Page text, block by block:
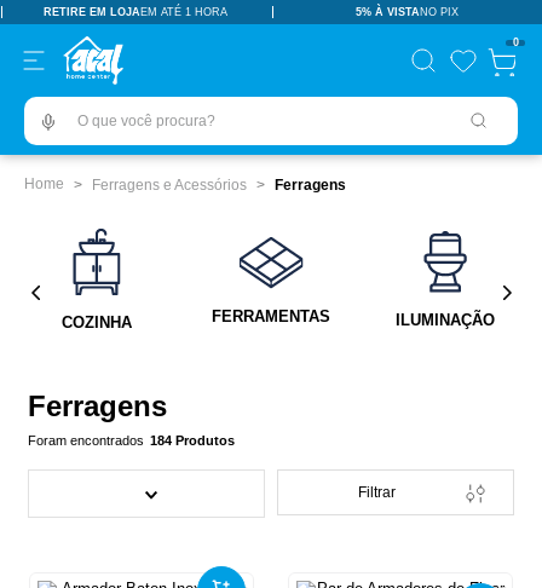
RETIRE EM LOJAEM ATÉ 1 HORA 5% À VISTANO PIX
0
O que você procura?
Ferragens e Acessórios Ferragens
COZINHA FERRAMENTAS ILUMINAÇÃO
Ferragens
184 Produtos
Filtrar
TERMOS MAIS BUSCADOS
pisos revestimentos
º ceramica
vaso sanitário
6 revestimento
9 porta
10º 1